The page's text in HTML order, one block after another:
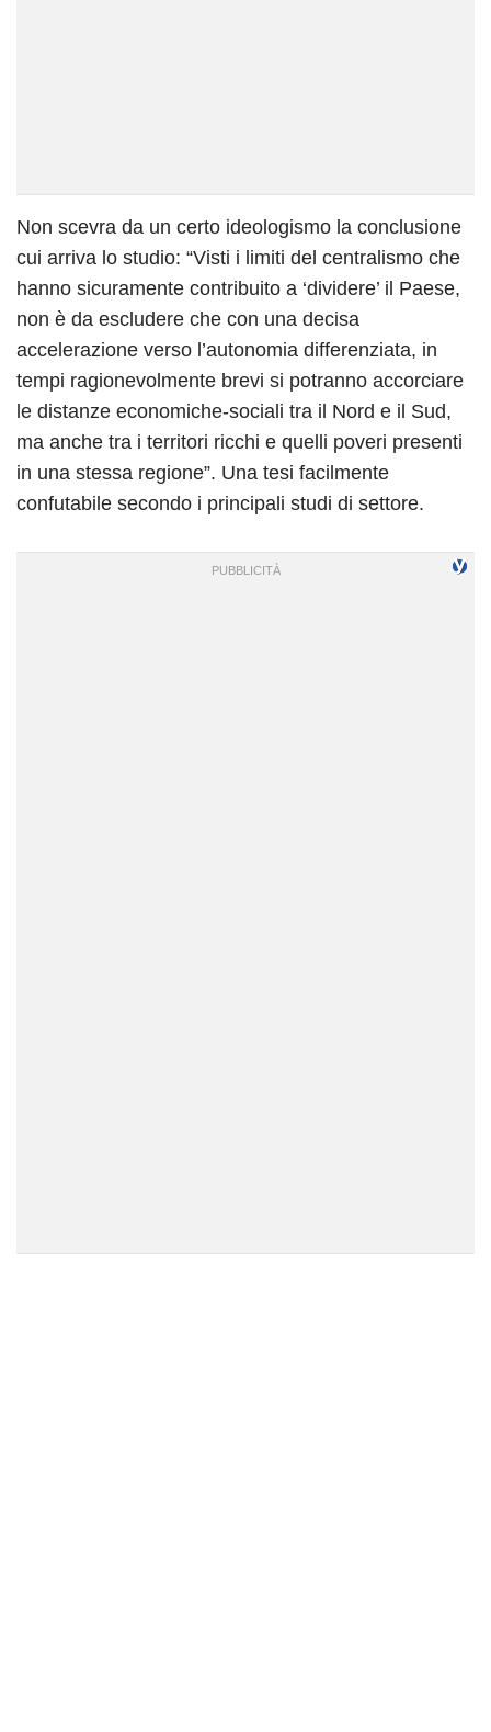
Non scevra da un certo ideologismo la conclusione
cui arriva lo studio: “Visti i limiti del centralismo che
hanno sicuramente contribuito a ‘dividere’ il Paese,
non è da escludere che con una decisa
accelerazione verso l’autonomia differenziata, in
tempi ragionevolmente brevi si potranno accorciare
le distanze economiche-sociali tra il Nord e il Sud,
ma anche tra i territori ricchi e quelli poveri presenti
in una stessa regione”. Una tesi facilmente
confutabile secondo i principali studi di settore.